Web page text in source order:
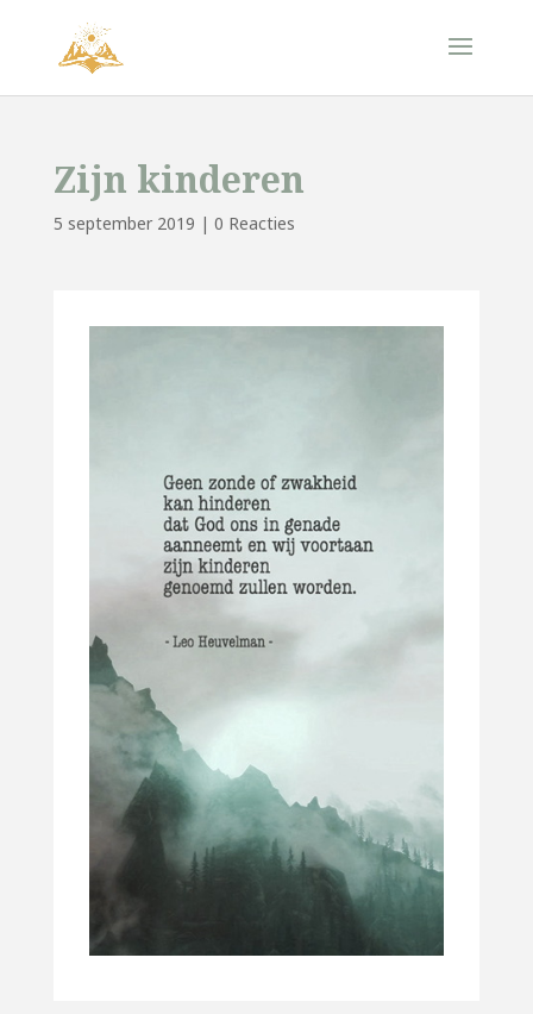
Zijn kinderen
5 september 2019 | 0 Reacties